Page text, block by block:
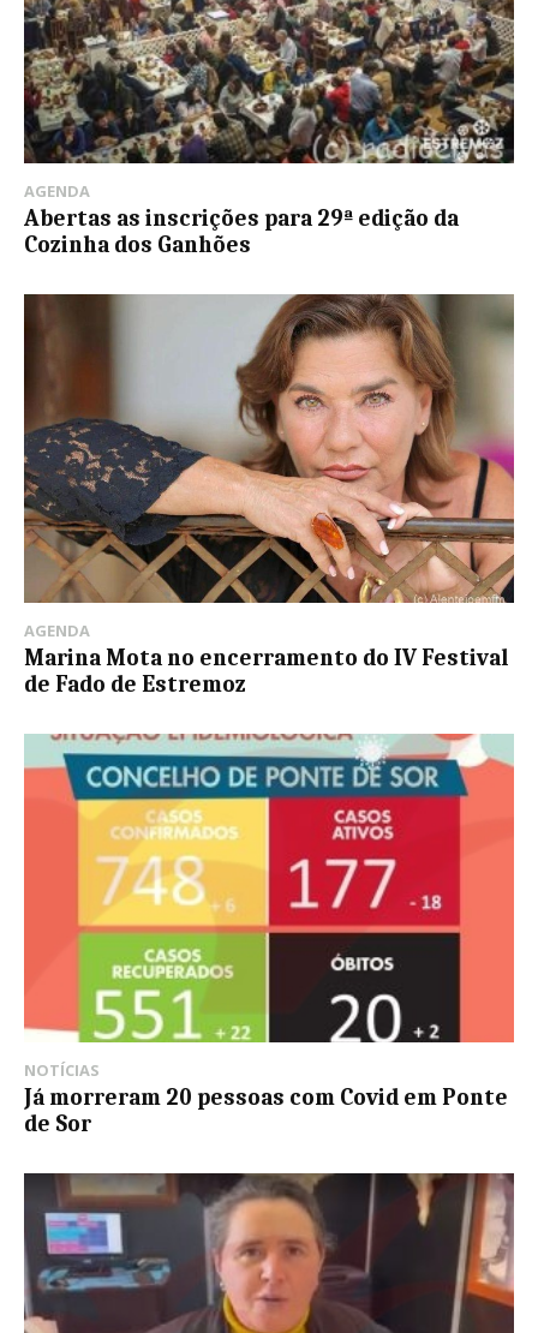
AGENDA
Abertas as inscrições para 29ª edição da
Cozinha dos Ganhões
AGENDA
Marina Mota no encerramento do IV Festival
de Fado de Estremoz
NOTÍCIAS
Já morreram 20 pessoas com Covid em Ponte
de Sor